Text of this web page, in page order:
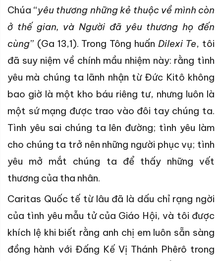
Chúa “yêu thương những kẻ thuộc về mình còn
ở thế gian, và Người đã yêu thương họ đến
cùng” (Ga 13,1). Trong Tông huấn Dilexi Te, tôi
đã suy niệm về chính mầu nhiệm này: rằng tình
yêu mà chúng ta lãnh nhận từ Đức Kitô không
bao giờ là một kho báu riêng tư, nhưng luôn là
một sứ mạng được trao vào đôi tay chúng ta.
Tình yêu sai chúng ta lên đường; tình yêu làm
cho chúng ta trở nên những người phục vụ; tình
yêu mở mắt chúng ta để thấy những vết
thương của tha nhân.
Caritas Quốc tế từ lâu đã là dấu chỉ rạng ngời
của tình yêu mẫu tử của Giáo Hội, và tôi được
khích lệ khi biết rằng anh chị em luôn sẵn sàng
đồng hành với Đấng Kế Vị Thánh Phêrô trong